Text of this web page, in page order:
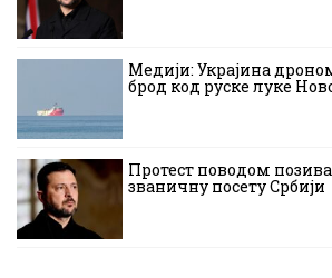
Медији: Украјина
брод код руске луке
Протест поводом
званичну посету Србији